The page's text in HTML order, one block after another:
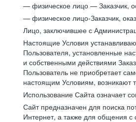
— физическое лицо — Заказчик,
— физическое лицо-Заказчик,
Лицо, заключившее с
Настоящие Условия
Пользователя, установленные
и собственными действиями
Пользователь не приобретает
настоящим Условиям, возникают
Использование Сайта означает
Сайт предназначен для поиска
Интернет, а также для общения с